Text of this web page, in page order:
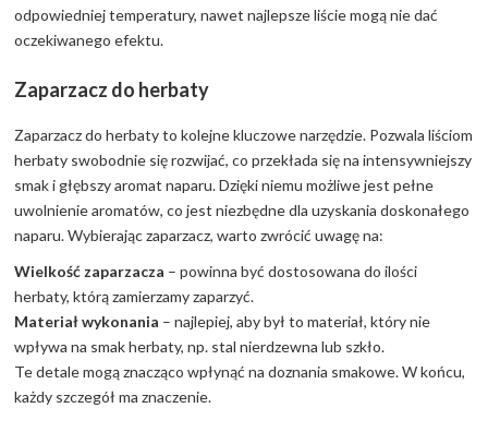
odpowiedniej temperatury, nawet najlepsze liście mogą nie dać
oczekiwanego efektu.
Zaparzacz do herbaty
Zaparzacz do herbaty to kolejne kluczowe narzędzie. Pozwala liściom
herbaty swobodnie się rozwijać, co przekłada się na intensywniejszy
smak i głębszy aromat naparu. Dzięki niemu możliwe jest pełne
uwolnienie aromatów, co jest niezbędne dla uzyskania doskonałego
naparu. Wybierając zaparzacz, warto zwrócić uwagę na:
Wielkość zaparzacza – powinna być dostosowana do ilości
herbaty, którą zamierzamy zaparzyć.
Materiał wykonania – najlepiej, aby był to materiał, który nie
wpływa na smak herbaty, np. stal nierdzewna lub szkło.
Te detale mogą znacząco wpłynąć na doznania smakowe. W końcu,
każdy szczegół ma znaczenie.